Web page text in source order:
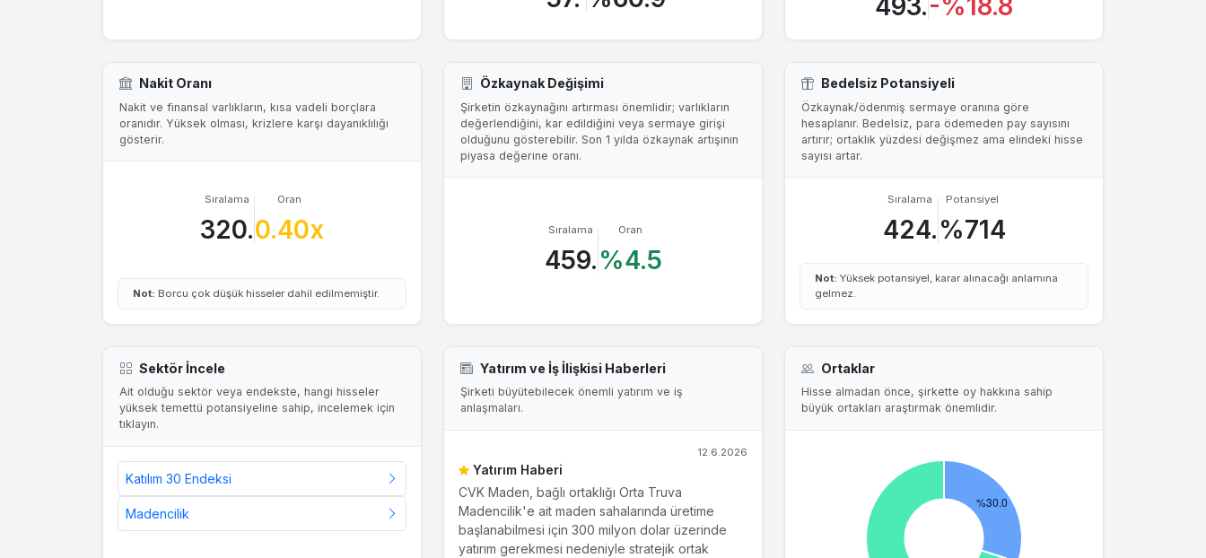
493.-%18.8
Nakit Oranı
Nakit ve finansal varlıkların, kısa vadeli borçlara
oranıdır. Yüksek olması, krizlere karşı dayanıklılığı
gösterir.
Sıralama
320.
Oran
0.40x
Not: Borcu çok düşük hisseler dahil edilmemiştir.
Özkaynak Değişimi
Şirketin özkaynağını artırması önemlidir; varlıkların
değerlendiğini, kar edildiğini veya sermaye girişi
olduğunu gösterebilir. Son 1 yılda özkaynak artışının
piyasa değerine oranı.
Sıralama
459.
Oran
%4.5
Bedelsiz Potansiyeli
Özkaynak/ödenmiş sermaye oranına göre
hesaplanır. Bedelsiz, para ödemeden pay sayısını
artırır; ortaklık yüzdesi değişmez ama elindeki hisse
sayısı artar.
Sıralama
424.
Potansiyel
%714
Not: Yüksek potansiyel, karar alınacağı anlamına
gelmez.
Sektör İncele
Ait olduğu sektör veya endekste, hangi hisseler
yüksek temettü potansiyeline sahip, incelemek için
tıklayın.
Katılım 30 Endeksi
Madencilik
Yatırım ve İş İlişkisi Haberleri
Şirketi büyütebilecek önemli yatırım ve iş
anlaşmaları.
12.6.2026
Yatırım Haberi
CVK Maden, bağlı ortaklığı Orta Truva
Madencilik'e ait maden sahalarında üretime
başlanabilmesi için 300 milyon dolar üzerinde
yatırım gerekmesi nedeniyle stratejik ortak
Ortaklar
Hisse almadan önce, şirkette oy hakkına sahip
büyük ortakları araştırmak önemlidir.